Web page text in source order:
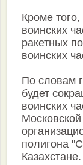
Кроме
воинских
ракетных
воинских
По словам
будет
воинских
полигона
Казахстане.